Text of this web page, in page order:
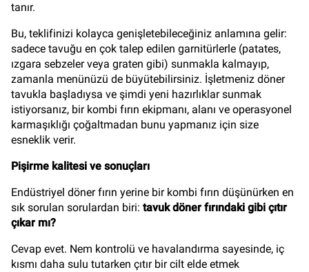
tanır.
Bu, teklifinizi kolayca genişletebileceğiniz anlamına gelir:
sadece tavuğu en çok talep edilen garnitürlerle (patates,
ızgara sebzeler veya graten gibi) sunmakla kalmayıp,
zamanla menünüzü de büyütebilirsiniz. İşletmeniz döner
tavukla başladıysa ve şimdi yeni hazırlıklar sunmak
istiyorsanız, bir kombi fırın ekipmanı, alanı ve operasyonel
karmaşıklığı çoğaltmadan bunu yapmanız için size
esneklik verir.
Pişirme kalitesi ve sonuçları
Endüstriyel döner fırın yerine bir kombi fırın düşünürken en
sık sorulan sorulardan biri: tavuk döner fırındaki gibi çıtır
çıkar mı?
Cevap evet. Nem kontrolü ve havalandırma sayesinde, iç
kısmı daha sulu tutarken çıtır bir cilt elde etmek